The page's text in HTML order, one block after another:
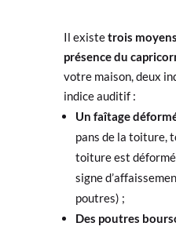
Il existetrois
présence du
votre maison, deux
indice auditif :
Un faîtage
pans de la toiture,
toiture est
signe
poutres) ;
Des poutres